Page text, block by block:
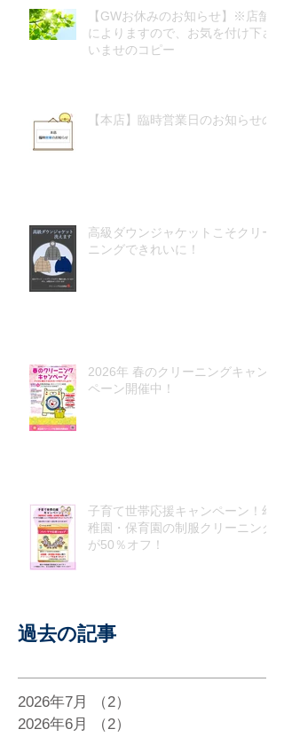
【GWお休みのお知らせ】※店舗
によりますので、お気を付け下さ
いませのコピー
【本店】臨時営業日のお知らせの
高級ダウンジャケットこそクリー
ニングできれいに！
2026年 春のクリーニングキャン
ペーン開催中！
子育て世帯応援キャンペーン！幼
稚園・保育園の制服クリーニング
が50％オフ！
過去の記事
2026年7月 （2）
2026年6月
（2）